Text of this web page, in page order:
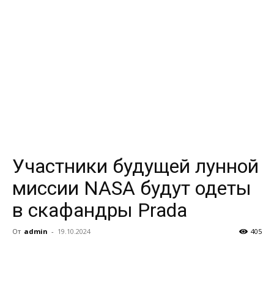
Участники будущей лунной
миссии NASA будут одеты
в скафандры Prada
От admin - 19.10.2024 405